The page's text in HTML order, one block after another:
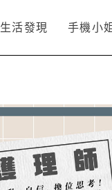
生活發現 手機小